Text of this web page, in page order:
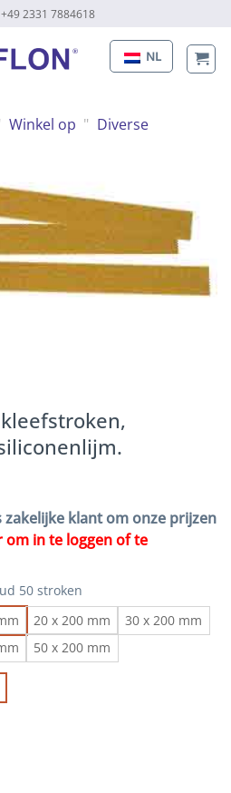
2331 7884618
NL
Winkel op " Diverse
kleefstroken,
zakelijke klant om onze prijzen
om in te loggen of te
50 stroken
20 x 200 mm
30 x 200 mm
50 x 200 mm